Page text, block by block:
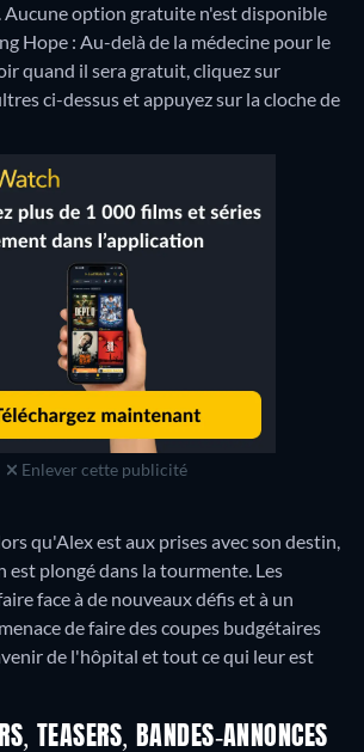
Aucune option gratuite n'est disponible
Hope : Au-delà de la médecine pour le
quand il sera gratuit, cliquez sur
ci-dessus et appuyez sur la cloche de
Enlever cette publicité
qu'Alex est aux prises avec son destin,
plongé dans la tourmente. Les
face à de nouveaux défis et à un
de faire des coupes budgétaires
de l'hôpital et tout ce qui leur est
TEASERS, BANDES-ANNONCES